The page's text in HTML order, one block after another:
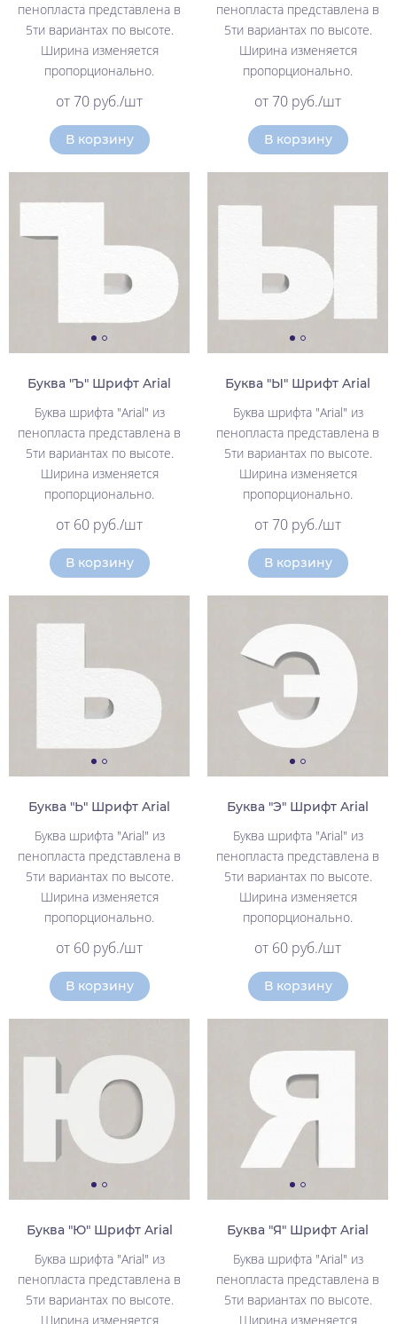
пенопласта представлена в
5ти вариантах по высоте.
Ширина изменяется
пропорционально.
от 70 руб./шт
В корзину
пенопласта представлена в
5ти вариантах по высоте.
Ширина изменяется
пропорционально.
от 70 руб./шт
В корзину
Буква "Ъ" Шрифт Arial
Буква шрифта "Arial" из
пенопласта представлена в
5ти вариантах по высоте.
Ширина изменяется
пропорционально.
от 60 руб./шт
В корзину
Буква "Ы" Шрифт Arial
Буква шрифта "Arial" из
пенопласта представлена в
5ти вариантах по высоте.
Ширина изменяется
пропорционально.
от 70 руб./шт
В корзину
Буква "Ь" Шрифт Arial
Буква шрифта "Arial" из
пенопласта представлена в
5ти вариантах по высоте.
Ширина изменяется
пропорционально.
от 60 руб./шт
В корзину
Буква "Э" Шрифт Arial
Буква шрифта "Arial" из
пенопласта представлена в
5ти вариантах по высоте.
Ширина изменяется
пропорционально.
от 60 руб./шт
В корзину
Буква "Ю" Шрифт Arial
Буква шрифта "Arial" из
пенопласта представлена в
5ти вариантах по высоте.
Ширина изменяется
Буква "Я" Шрифт Arial
Буква шрифта "Arial" из
пенопласта представлена в
5ти вариантах по высоте.
Ширина изменяется